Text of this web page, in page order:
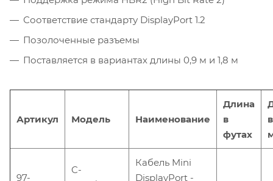
Соответствие стандарту DisplayPort 1.2
Позолоченные разъемы
Поставляется в вариантах длины 0,9 м и 1,8 м
Артикул Модель Наименование
Длина
в
футах
в
97-
C-
Кабель Mini
DisplayPort -